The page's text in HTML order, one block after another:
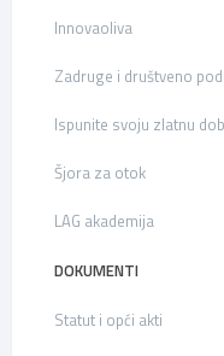
Innovaoliva
Zadruge i društveno
Ispunite svoju zlatnu dob
Šjora za otok
LAG akademija
DOKUMENTI
Statut i opći akti